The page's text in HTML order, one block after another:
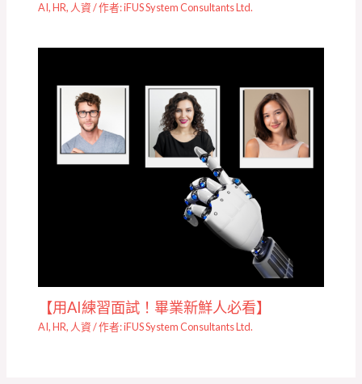
AI,HR, 人資/ 作者:iFUS System Consultants Ltd.
【用AI練習面試！畢業新鮮人必看】
AI,HR, 人資/ 作者:iFUS System Consultants Ltd.